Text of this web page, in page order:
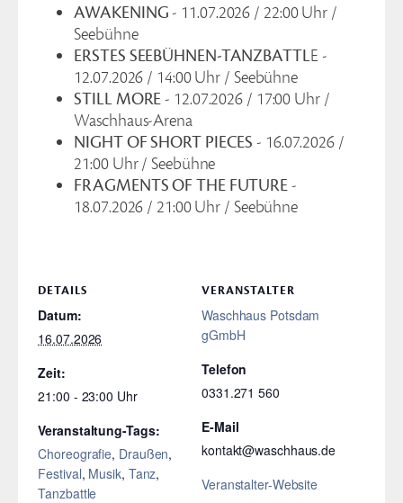
AWAKENING- 11.07.2026 / 22:00 Uhr /
Seebühne
ERSTES SEEBÜHNEN-TANZBATTLE -
12.07.2026 / 14:00 Uhr / Seebühne
STILL MORE- 12.07.2026 / 17:00 Uhr /
Waschhaus-Arena
NIGHT OF SHORT PIECES - 16.07.2026 /
21:00 Uhr / Seebühne
FRAGMENTS OF THE FUTURE-
18.07.2026 / 21:00 Uhr / Seebühne
DETAILS
Datum:
16.07.2026
Zeit:
21:00 - 23:00
Veranstaltung-Tags:
Choreografie, Draußen,
Festival, Musik, Tanz,
Tanzbattle
VERANSTALTER
Waschhaus Potsdam
gGmbH
Telefon
0331.271 560
E-Mail
kontakt@waschhaus.de
Veranstalter-Website